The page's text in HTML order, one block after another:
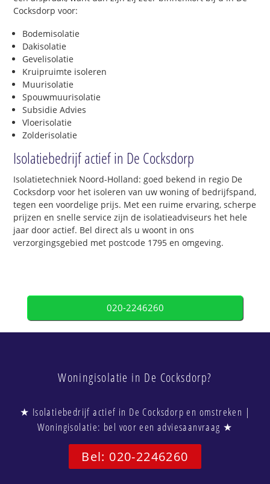
Cocksdorp voor:
Bodemisolatie
Dakisolatie
Gevelisolatie
Kruipruimte isoleren
Muurisolatie
Spouwmuurisolatie
Subsidie Advies
Vloerisolatie
Zolderisolatie
Isolatiebedrijf actief in De Cocksdorp
Isolatietechniek Noord-Holland: goed bekend in regio De
Cocksdorp voor het isoleren van uw woning of bedrijfspand,
tegen een voordelige prijs. Met een ruime ervaring, scherpe
prijzen en snelle service zijn de isolatieadviseurs het hele
jaar door actief. Bel direct als u woont in ons
verzorgingsgebied met postcode 1795 en omgeving.
020-2246260
Woningisolatie in De Cocksdorp?
★ Isolatiebedrijf actief in De Cocksdorp en omstreken |
Woningisolatie: bel voor een adviesaanvraag ★
Bel: 020-2246260